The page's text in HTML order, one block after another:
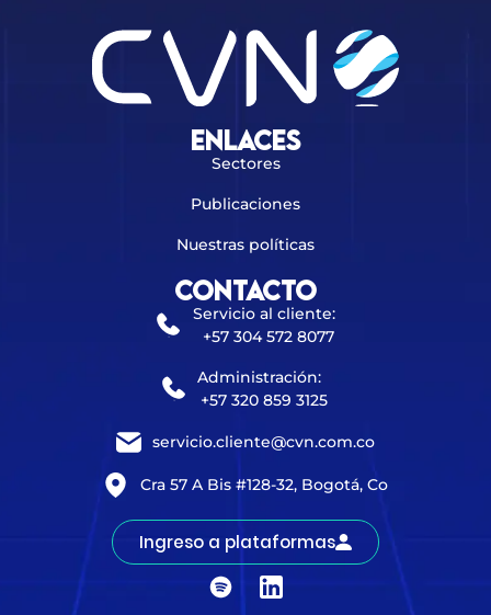
Enlaces
Sectores
Publicaciones
Nuestras políticas
Contacto
Servicio al cliente:
+57 304 572 8077
Administración:
+57 320 859 3125
servicio.cliente@cvn.com.co
Cra 57 A Bis #128-32, Bogotá, Co
Ingreso a plataformas